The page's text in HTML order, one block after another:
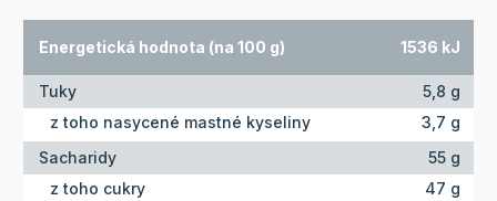
Energetická hodnota (na 100 g) 1536 kJ
Tuky
5,8 g
z toho nasycené mastné kyseliny
3,7 g
Sacharidy
55 g
z toho cukry
47 g